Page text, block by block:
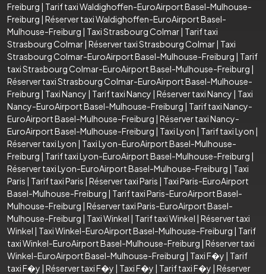
Freiburg | Tarif taxi Waldighoffen-EuroAirport Basel-Mulhouse-
Freiburg | Réserver taxi Waldighoffen-EuroAirport Basel-
Mulhouse-Freiburg | Taxi Strasbourg Colmar| Tarif taxi
Strasbourg Colmar| Réserver taxi Strasbourg Colmar| Taxi
Strasbourg Colmar-EuroAirport Basel-Mulhouse-Freiburg | Tarif
taxi Strasbourg Colmar-EuroAirport Basel-Mulhouse-Freiburg |
Réserver taxi Strasbourg Colmar-EuroAirport Basel-Mulhouse-
Freiburg | Taxi Nancy | Tarif taxi Nancy | Réserver taxi Nancy | Taxi
Nancy-EuroAirport Basel-Mulhouse-Freiburg | Tarif taxi Nancy-
EuroAirport Basel-Mulhouse-Freiburg | Réserver taxi Nancy-
EuroAirport Basel-Mulhouse-Freiburg | Taxi Lyon | Tarif taxi Lyon |
Réserver taxi Lyon | Taxi Lyon-EuroAirport Basel-Mulhouse-
Freiburg | Tarif taxi Lyon-EuroAirport Basel-Mulhouse-Freiburg |
Réserver taxi Lyon-EuroAirport Basel-Mulhouse-Freiburg | Taxi
Paris | Tarif taxi Paris | Réserver taxi Paris | Taxi Paris-EuroAirport
Basel-Mulhouse-Freiburg | Tarif taxi Paris-EuroAirport Basel-
Mulhouse-Freiburg | Réserver taxi Paris-EuroAirport Basel-
Mulhouse-Freiburg | Taxi Winkel | Tarif taxi Winkel | Réserver taxi
Winkel | Taxi Winkel-EuroAirport Basel-Mulhouse-Freiburg | Tarif
taxi Winkel-EuroAirport Basel-Mulhouse-Freiburg | Réserver taxi
Winkel-EuroAirport Basel-Mulhouse-Freiburg | Taxi F�y | Tarif
taxi F�y | Réserver taxi F�y | Taxi F�y | Tarif taxi F�y | Réserver